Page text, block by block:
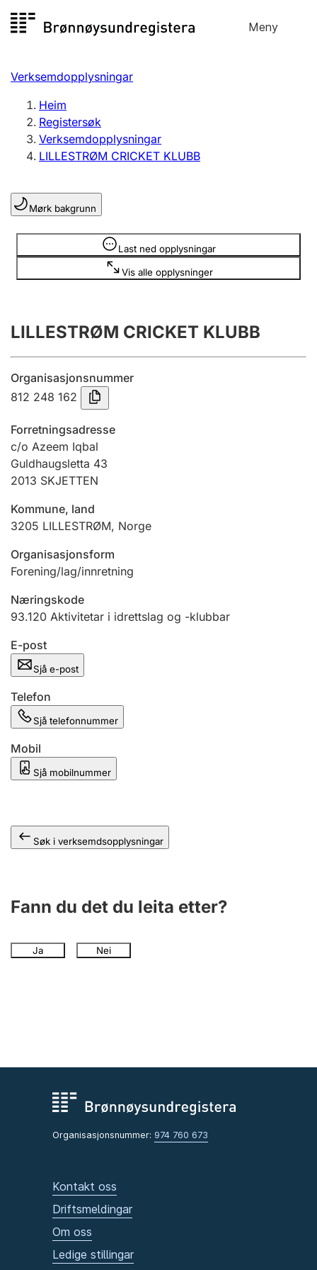
til
Meny
Registersøk
Aksjeselskap
Enkeltpersonføretak
Registrere, endre, slette
Lag og foreining
Registrere, endre, slette
Årsrekneskap
Innsending og forseinkingsgebyr
Tinglysing
Jeger
Betaling og jegeravgiftskort
Ektepaktrettleiaren
Verksemdopplysningar
Heim
Registersøk
Verksemdopplysningar
LILLESTRØM CRICKET KLUBB
Mørk bakgrunn
Last ned opplysningar
Vis alle opplysninger
Opplysninger er skjult
LILLESTRØM CRICKET KLUBB
Organisasjonsnummer
812 248 162
Forretningsadresse
c/o Azeem Iqbal
Guldhaugsletta 43
2013 SKJETTEN
Kommune, land
3205 LILLESTRØM, Norge
Organisasjonsform
Forening/lag/innretning
Næringskode
93.120 Aktivitetar i idrettslag og -klubbar
E-post
Sjå e-post
Telefon
Sjå telefonnummer
Mobil
Sjå mobilnummer
Søk i verksemdsopplysningar
Fann du det du leita etter?
Ja Nei
Organisasjonsnummer: 974 760 673
Kontakt oss
Driftsmeldingar
Om oss
Ledige stillingar